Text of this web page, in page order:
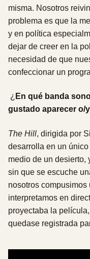
misma. Nosotros
problema es que la
y en política
dejar de creer en la
necesidad de que
confeccionar un
¿ En qué banda
gustado aparecer o/
The Hill, dirigida por
desarrolla en un
medio de un desierto,
sin que se escuche
nosotros
interpretamos en
proyectaba la
quedase registrada